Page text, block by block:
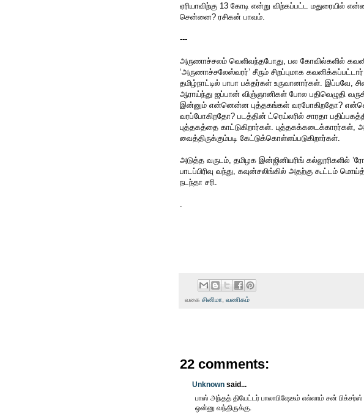
ஏரியாவிற்கு 13 கோடி என்று விற்கப்பட்ட மதுரையில்
சென்னை? ரசிகன் பாவம்.
---
அருணாச்சலம் வெளிவந்தபோது, பல கோவில்களில்
‘அருணாச்சலேஸ்வரர்’ சீரும் சிறப்புமாக கவனிக்கப்பட்டார்.
தமிழ்நாட்டில் பாபா பக்தர்கள் உருவானார்கள். இப்பவே,
ஆராய்ந்து ஜப்பான் விஞ்ஞானிகள் போல பதிவெழுதி
இன்னும் என்னென்ன புத்தகங்கள் வரபோகிறதோ?
வரப்போகிறதோ? படத்தின் ட்ரெய்லரில் சாரதா
புத்தகத்தை காட்டுகிறார்கள். புத்தகக்கடைக்காரர்கள்,
வைத்திருக்கும்படி கேட்டுக்கொள்ளப்படுகிறார்கள்.
அடுத்த வருடம், தமிழக இன்ஜினியரிங் கல்லூரிகளில்
பாடப்பிரிவு வந்து, கவுன்சலிங்கில் அதற்கு கூட்டம்
நடந்தா சரி.
வகை சினிமா வணிகம்
22 comments:
Unknown said...
பாஸ் அந்தத் தியேட்டர் பாலாபிஷேகம் எல்லாம் சன்
ஒன்னு வந்திருக்கு.